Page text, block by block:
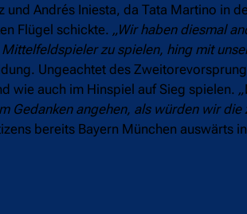
Andrés Iniesta, da Tata Martino in
Flügel schickte. „Wir haben diesmal
zu spielen, hing mit
Ungeachtet des
wie auch im Hinspiel auf Sieg spielen.
Gedanken angehen, als würden wir die
bereits Bayern München auswärts